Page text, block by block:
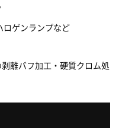
ロゲンランプなど
離バフ加工・硬質クロム処